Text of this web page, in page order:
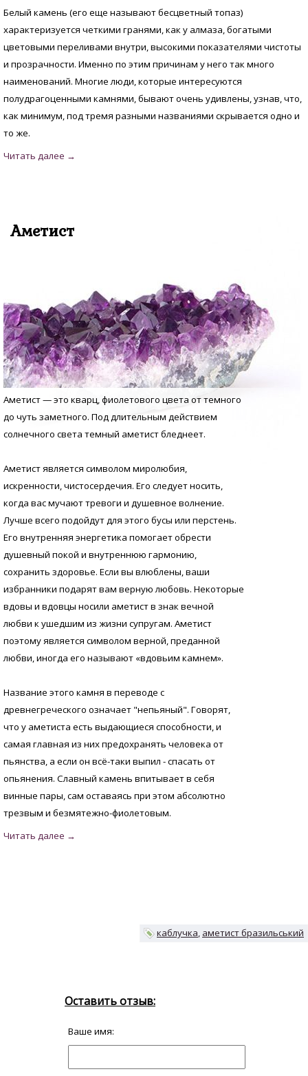
Белый камень (его еще называют бесцветный топаз)
характеризуется четкими гранями, как у алмаза, богатыми
цветовыми переливами внутри, высокими показателями чистоты
и прозрачности. Именно по этим причинам у него так много
наименований. Многие люди, которые интересуются
полудрагоценными камнями, бывают очень удивлены, узнав, что,
как минимум, под тремя разными названиями скрывается одно и
то же.
Аметист
Аметист — это кварц, фиолетового цвета от темного
до чуть заметного. Под длительным действием
солнечного света темный аметист бледнеет.
Аметист является символом миролюбия,
искренности, чистосердечия. Его следует носить,
когда вас мучают тревоги и душевное волнение.
Лучше всего подойдут для этого бусы или перстень.
Его внутренняя энергетика помогает обрести
душевный покой и внутреннюю гармонию,
сохранить здоровье. Если вы влюблены, ваши
избранники подарят вам верную любовь. Некоторые
вдовы и вдовцы носили аметист в знак вечной
любви к ушедшим из жизни супругам. Аметист
поэтому является символом верной, преданной
любви, иногда его называют «вдовьим камнем».
Название этого камня в переводе с
древнегреческого означает "непьяный". Говорят,
что у аметиста есть выдающиеся способности, и
самая главная из них предохранять человека от
пьянства, а если он всё-таки выпил - спасать от
опьянения. Славный камень впитывает в себя
винные пары, сам оставаясь при этом абсолютно
трезвым и безмятежно-фиолетовым.
каблучка аметист бразильський